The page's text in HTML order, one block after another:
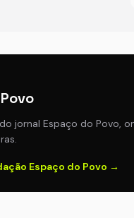
jornal Espaço do Povo,
Espaço do Povo →